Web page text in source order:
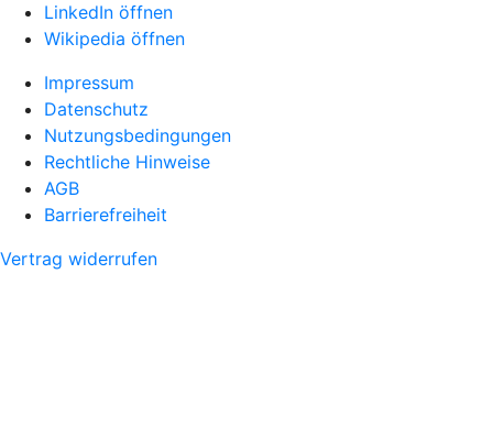
LinkedIn öffnen
Wikipedia öffnen
Impressum
Datenschutz
Nutzungsbedingungen
Rechtliche Hinweise
AGB
Barrierefreiheit
Vertrag widerrufen